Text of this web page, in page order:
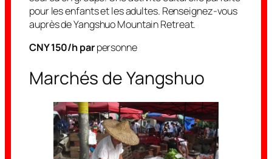
pour les enfants et les adultes. Renseignez-vous
auprès de Yangshuo Mountain Retreat.
CNY 150/h parpersonne
Marchés de Yangshuo